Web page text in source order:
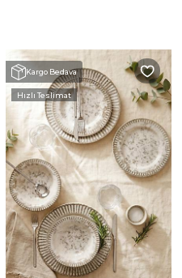
Kargo Bedava
Hızlı Teslimat